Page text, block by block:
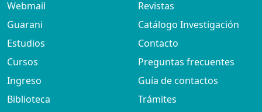
Webmail
Guarani
Estudios
Cursos
Ingreso
Biblioteca
Revistas
Catálogo Investigación
Contacto
Preguntas frecuentes
Guía de contactos
Trámites